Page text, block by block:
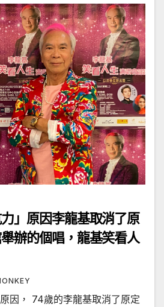
」原因李龍基取消了原
辦的個唱，龍基笑看人
因， 74歲的李龍基取消了原定